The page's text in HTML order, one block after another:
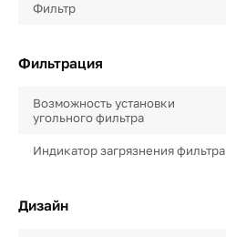
Фильтр
Фильтрация
Возможность установки
угольного фильтра
Индикатор загрязнения фильтра
Дизайн